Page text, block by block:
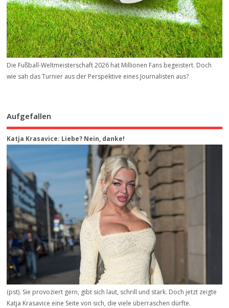
Die Fußball-Weltmeisterschaft 2026 hat Millionen Fans begeistert. Doch
wie sah das Turnier aus der Perspektive eines Journalisten aus?
Aufgefallen
Katja Krasavice: Liebe? Nein, danke!
(pst). Sie provoziert gern, gibt sich laut, schrill und stark. Doch jetzt zeigte
Katja Krasavice eine Seite von sich, die viele überraschen dürfte.